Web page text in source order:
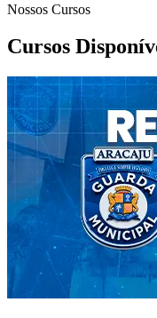
Nossos Cursos
Cursos